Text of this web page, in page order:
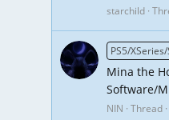
starchild
PS5/
Mina the
Software/
NIN Thread